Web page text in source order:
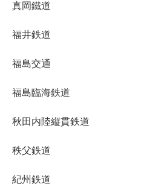
真岡鐵道
福井鉄道
福島交通
福島臨海鉄道
秋田内陸縦貫鉄道
秩父鉄道
紀州鉄道